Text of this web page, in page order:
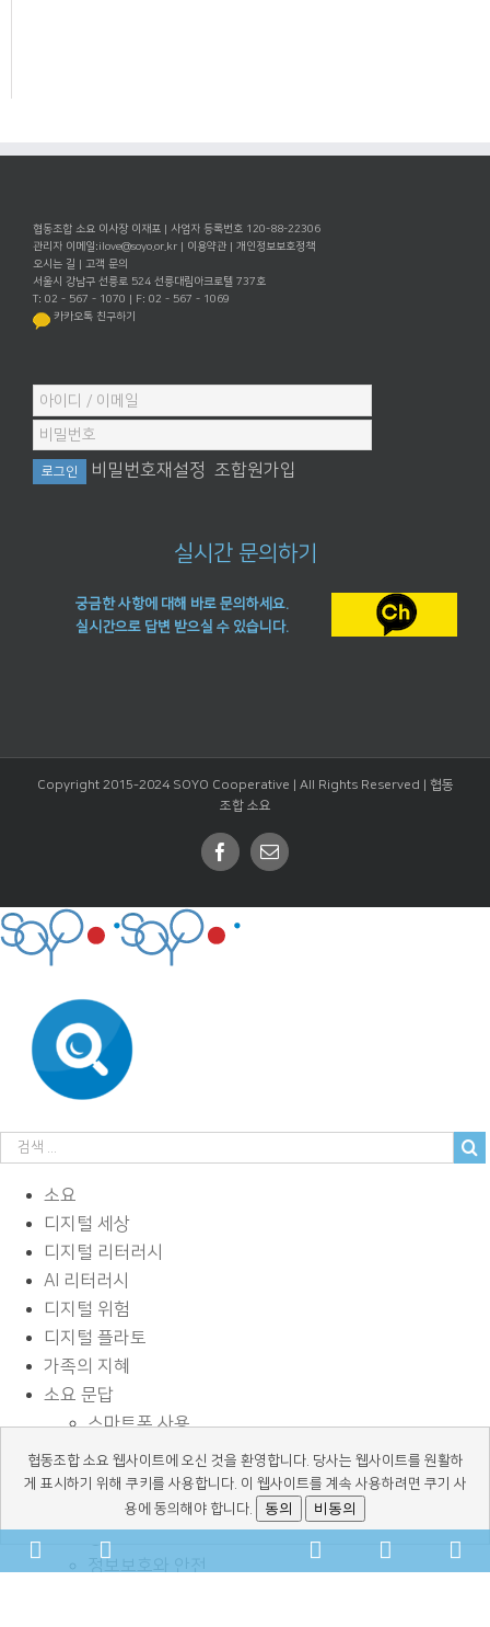
협동조합 소요 이사장 이재포 | 사업자 등록번호 120-88-22306
관리자 이메일:ilove@soyo.or.kr 이용약관
개인정보보호정책
오시는 길
고객 문의
서울시 강남구 선릉로 524 선릉대림아크로텔 737호
T: 02 - 567 - 1070 | F: 02 - 567 - 1069
카카오톡 친구하기
비밀번호재설정 조합원가입
실시간 문의하기
궁금한 사항에 대해 바로 문의하세요.
실시간으로 답변 받으실 수 있습니다.
Copyright 2015-2024 SOYO Cooperative | All Rights Reserved | 협동
조합 소요
Facebook
Email
소요
디지털 세상
디지털 리터러시
AI 리터러시
디지털 위험
디지털 플라토
가족의 지혜
소요 문답
스마트폰 사용
사이버 괴롭힘
페이스북과 SNS
디지털과 학습
광고 바로알기
정보보호와 안전
Facebook kakaochannel
Naver-
Phone
협동조합 소요 웹사이트에 오신 것을 환영합니다. 당사는 웹사이트를 원활하
게 표시하기 위해 쿠키를 사용합니다. 이 웹사이트를 계속 사용하려면 쿠기 사
용에 동의해야 합니다.
동의 비동의